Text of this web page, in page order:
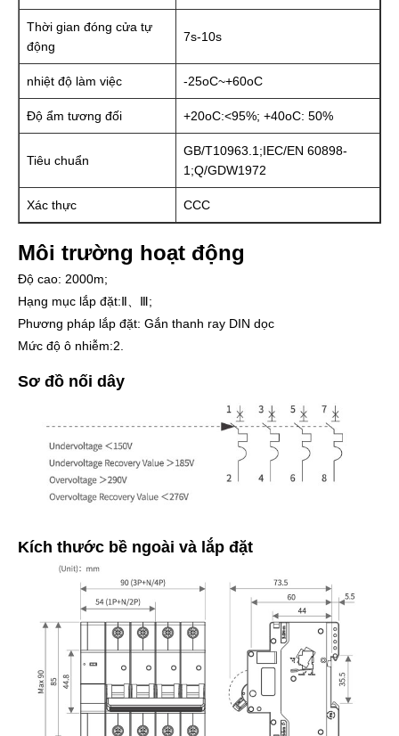
Thời gian đóng cửa tự
động
7s-10s
nhiệt độ làm việc -25oC~+60oC
Độ ẩm tương đối +20oC:<95%; +40oC: 50%
Tiêu chuẩn
GB/T10963.1;IEC/EN 60898-
1;Q/GDW1972
Xác thực CCC
Môi trường hoạt động
Độ cao: 2000m;
Hạng mục lắp đặt:Ⅱ、Ⅲ;
Phương pháp lắp đặt: Gắn thanh ray DIN dọc
Mức độ ô nhiễm:2.
Sơ đồ nối dây
Kích thước bề ngoài và lắp đặt